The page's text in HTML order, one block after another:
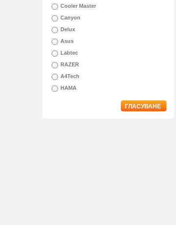
Cooler Master
Canyon
Delux
Asus
Labtec
RAZER
A4Tech
HAMA
ГЛАСУВАНЕ